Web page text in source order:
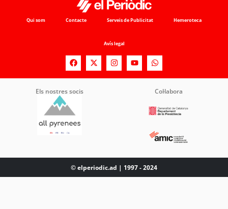
Qui som Contacte Serveis de Publicitat Hemeroteca
Avís legal
Els nostres socis Col·labora
© elperiodic.ad | 1997 - 2024